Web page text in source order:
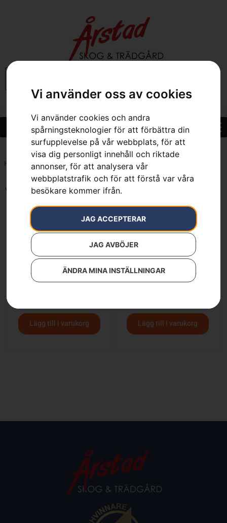
Vi använder oss av cookies
Vi använder cookies och andra
spårningsteknologier för att förbättra din
surfupplevelse på vår webbplats, för att
visa dig personligt innehåll och riktade
annonser, för att analysera vår
webbplatstrafik och för att förstå var våra
besökare kommer ifrån.
JAG ACCEPTERAR
JAG AVBÖJER
ÄNDRA MINA INSTÄLLNINGAR
Hem 102 l
Visar alla 2 resultat
Lägg till i varukorg Lägg till i varukorg